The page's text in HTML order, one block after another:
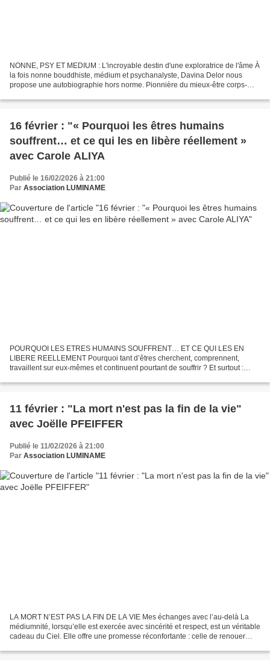
NONNE, PSY ET MEDIUM : L'incroyable destin d'une exploratrice de l'âme À
la fois nonne bouddhiste, médium et psychanalyste, Davina Delor nous
propose une autobiographie hors norme. Pionnière du mieux-être corps-
16 février : "« Pourquoi les êtres humains
souffrent… et ce qui les en libère réellement »
avec Carole ALIYA
Publié le 16/02/2026 à 21:00
Par Association LUMINAME
POURQUOI LES ETRES HUMAINS SOUFFRENT… ET CE QUI LES EN
LIBERE REELLEMENT Pourquoi tant d’êtres cherchent, comprennent,
travaillent sur eux-mêmes et continuent pourtant de souffrir ? Et surtout :
11 février : "La mort n'est pas la fin de la vie"
avec Joëlle PFEIFFER
Publié le 11/02/2026 à 21:00
Par Association LUMINAME
LA MORT N’EST PAS LA FIN DE LA VIE Mes échanges avec l’au-delà La
médiumnité, lorsqu’elle est exercée avec sincérité et respect, est un véritable
cadeau du Ciel. Elle offre une promesse réconfortante : celle de renouer